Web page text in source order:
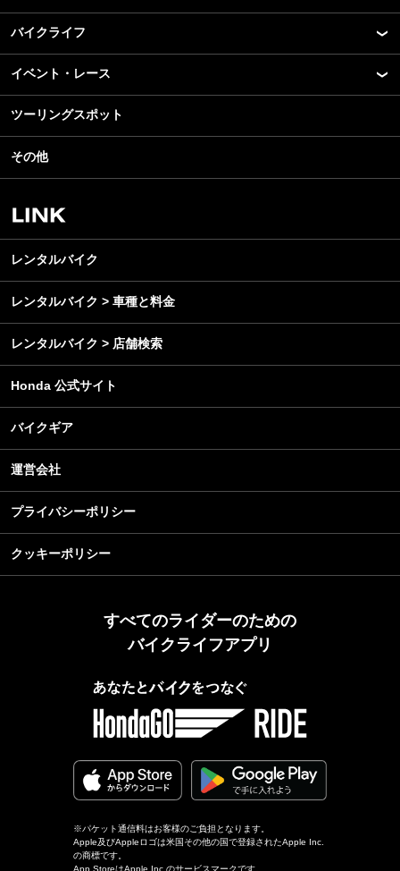
New Model Show
モデル情報
カスタマイズパーツ
テクノロジー
名車・旧車
ビジネス
バイクライフ
アプリ
ライディングギア
ツーリング
アウトドア
レンタルバイク
イベント・レース
モータースポーツ
イベント
スクール・レッスン
ツーリングスポット
その他
レンタルバイク
レンタルバイク > 車種と料金
レンタルバイク > 店舗検索
Honda 公式サイト
バイクギア
運営会社
プライバシーポリシー
クッキーポリシー
すべてのライダーのための
バイクライフアプリ
※パケット通信料はお客様のご負担となります。
Apple及びAppleロゴは米国その他の国で登録されたApple Inc.
の商標です。
App StoreはApple Inc.のサービスマークです。